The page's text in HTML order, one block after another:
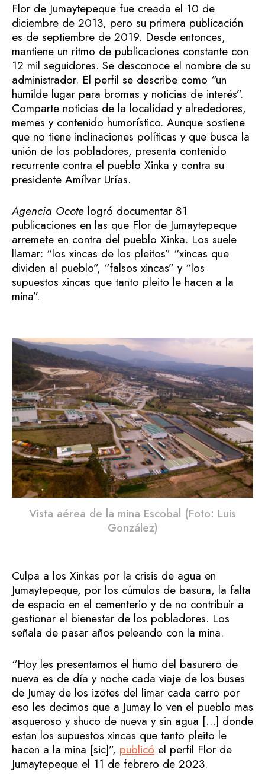
Flor de Jumaytepeque fue creada el 10 de
diciembre de 2013, pero su primera publicación
es de septiembre de 2019. Desde entonces,
mantiene un ritmo de publicaciones constante con
12 mil seguidores. Se desconoce el nombre de su
administrador. El perfil se describe como “un
humilde lugar para bromas y noticias de interés”.
Comparte noticias de la localidad y alrededores,
memes y contenido humorístico. Aunque sostiene
que no tiene inclinaciones políticas y que busca la
unión de los pobladores, presenta contenido
recurrente contra el pueblo Xinka y contra su
presidente Amílvar Urías.
Agencia Ocote logró documentar 81
publicaciones en las que Flor de Jumaytepeque
arremete en contra del pueblo Xinka. Los suele
llamar: “los xincas de los pleitos” “xincas que
dividen al pueblo”, “falsos xincas” y “los
supuestos xincas que tanto pleito le hacen a la
mina”.
Vista aérea de la mina Escobal (Foto: Luis
González)
Culpa a los Xinkas por la crisis de agua en
Jumaytepeque, por los cúmulos de basura, la falta
de espacio en el cementerio y de no contribuir a
gestionar el bienestar de los pobladores. Los
señala de pasar años peleando con la mina.
“Hoy les presentamos el humo del basurero de
nueva es de día y noche cada viaje de los buses
de Jumay de los izotes del limar cada carro por
eso les decimos que a Jumay lo ven el pueblo mas
asqueroso y shuco de nueva y sin agua […] donde
estan los supuestos xincas que tanto pleito le
hacen a la mina [sic]”, publicó el perfil Flor de
Jumaytepeque el 11 de febrero de 2023.